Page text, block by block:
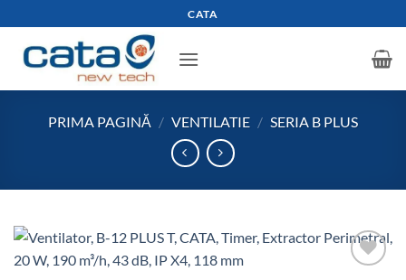
to
content
CATA
PRIMA PAGINĂ / VENTILATIE / SERIA B PLUS